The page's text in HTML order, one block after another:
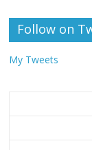
Follow on
My Tweets